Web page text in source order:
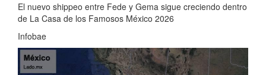
El nuevo shippeo entre Fede y Gema sigue creciendo dentro
de La Casa de los Famosos México 2026
Infobae